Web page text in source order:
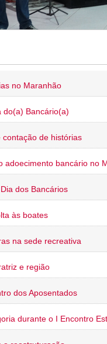
no Maranhão
do(a) Bancário(a)
contação de histórias
adoecimento bancário no
dos Bancários
às boates
na sede recreativa
e região
dos Aposentados
durante o I Encontro